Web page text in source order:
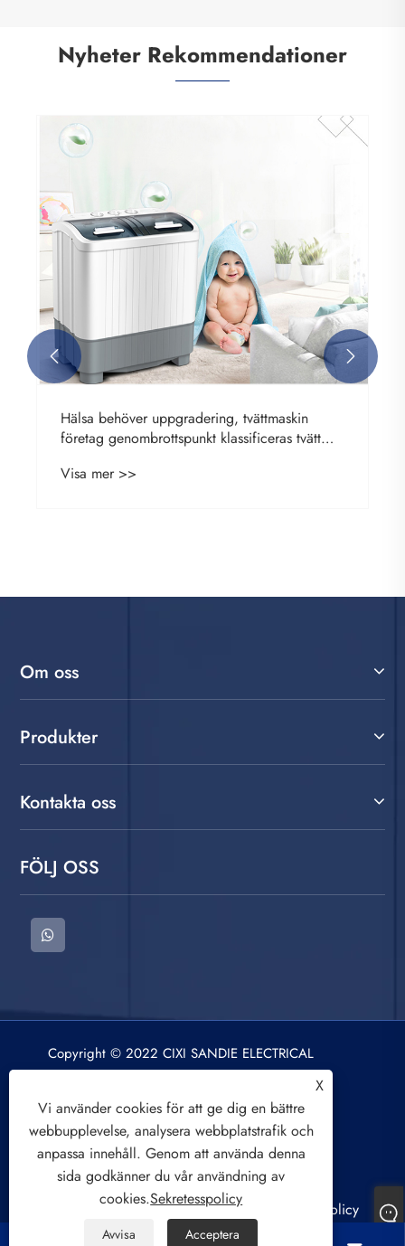
Nyheter Rekommendationer
Hälsa behöver uppgradering, tvättmaskin
företag genombrottspunkt klassificeras tvätt
Visa mer >>
 
Om oss
Produkter
Kontakta oss
FÖLJ OSS
Copyright © 2022 CIXI SANDIE ELECTRICAL
APPLIANCE CO.,LTD. Tvättmaskin, centrifug,
luftkylningsfläkt. Alla rättigheter reserverade.
Sitemap RSS XML Sekretesspolicy
X
Vi använder cookies för att ge dig en bättre
webbupplevelse, analysera webbplatstrafik och
anpassa innehåll. Genom att använda denna
sida godkänner du vår användning av
cookies.Sekretesspolicy
Avvisa Acceptera